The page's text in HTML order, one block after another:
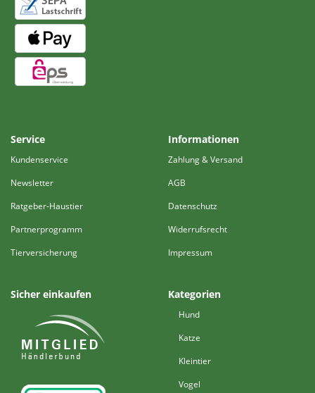
Service
Kundenservice
Newsletter
Ratgeber-Haustier
Partnerprogramm
Tierversicherung
Informationen
Zahlung & Versand
AGB
Datenschutz
Widerrufsrecht
Impressum
Sicher einkaufen Kategorien
Hund
Katze
Kleintier
Vogel